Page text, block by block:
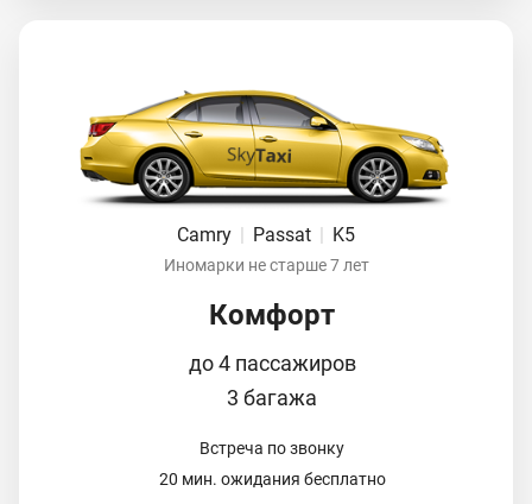
Camry Passat K5
Иномарки не старше 7 лет
Комфорт
до 4 пассажиров
3 багажа
Встреча по звонку
20 мин. ожидания бесплатно